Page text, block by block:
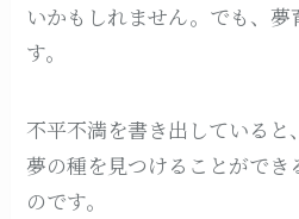
いかもしれません。でも、
す。
不平不満を書き出していると
夢の種を見つけることができ
のです。